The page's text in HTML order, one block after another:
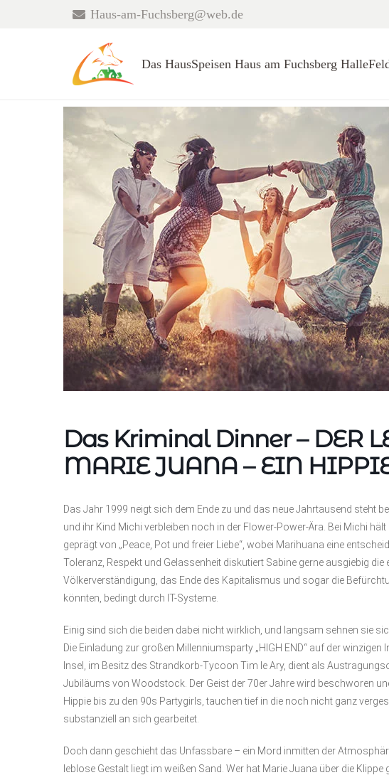
Haus-am-Fuchsberg@web.de
Das HausSpeisen Haus am Fuchsberg Halle
Das Kriminal Dinner – DER
MARIE JUANA – EIN
Das Jahr 1999 neigt sich dem Ende zu und das neue Jahrtausend steht
und ihr Kind Michi verbleiben noch in der Flower-Power-Ära. Bei Michi
geprägt von „Peace, Pot und freier Liebe“, wobei Marihuana eine
Toleranz, Respekt und Gelassenheit diskutiert Sabine gerne ausgiebig die
Völkerverständigung, das Ende des Kapitalismus und sogar die
könnten, bedingt durch IT-Systeme.
Einig sind sich die beiden dabei nicht wirklich, und langsam sehnen sie
Die Einladung zur großen Millenniumsparty „HIGH END“ auf der
Insel, im Besitz des Strandkorb-Tycoon Tim le Ary, dient als
Jubiläums von Woodstock. Der Geist der 70er Jahre wird beschworen
Hippie bis zu den 90s Partygirls, tauchen tief in die noch nicht ganz
substanziell an sich gearbeitet.
Doch dann geschieht das Unfassbare – ein Mord inmitten der
leblose Gestalt liegt im weißen Sand. Wer hat Marie Juana über die